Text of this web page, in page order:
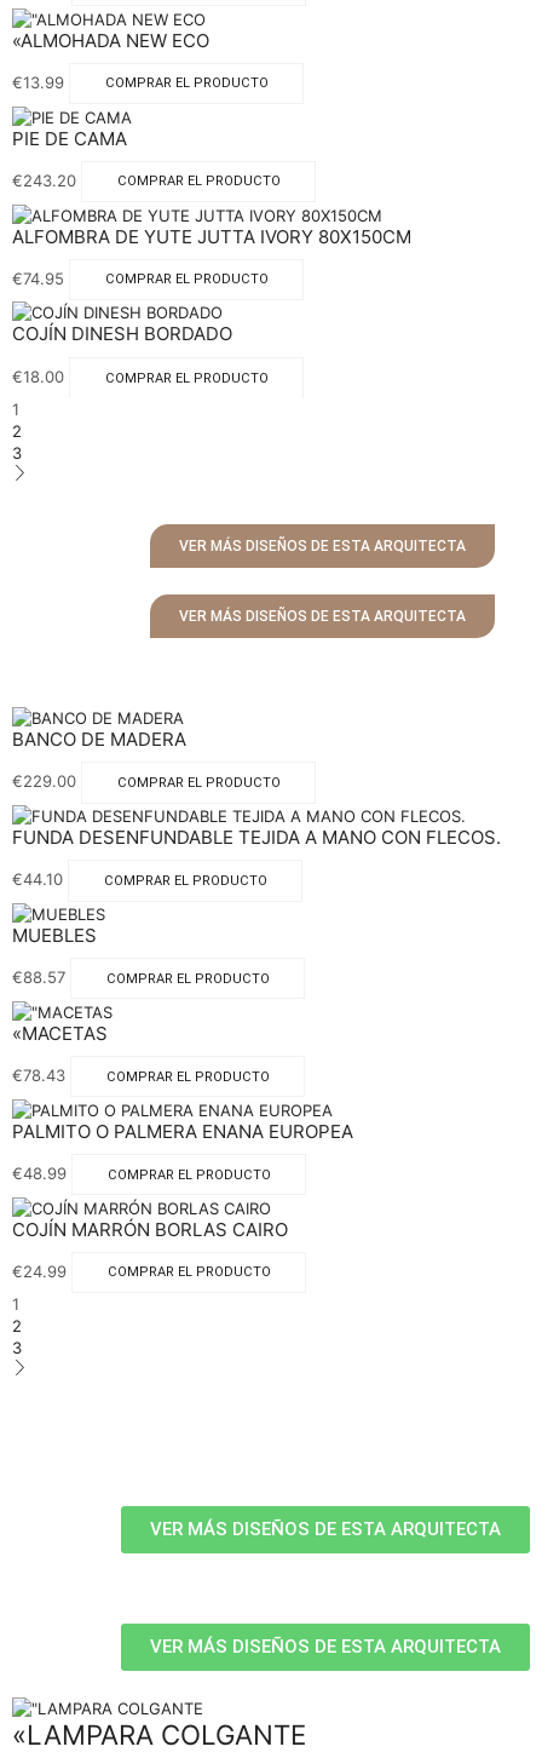
«ALMOHADA NEW ECO
€13.99 COMPRAR EL PRODUCTO
PIE DE CAMA
€243.20 COMPRAR EL PRODUCTO
ALFOMBRA DE YUTE JUTTA IVORY 80X150CM
€74.95 COMPRAR EL PRODUCTO
COJÍN DINESH BORDADO
€18.00 COMPRAR EL PRODUCTO
1
2
3
VER MÁS DISEÑOS DE ESTA ARQUITECTA
VER MÁS DISEÑOS DE ESTA ARQUITECTA
BANCO DE MADERA
€229.00 COMPRAR EL PRODUCTO
FUNDA DESENFUNDABLE TEJIDA A MANO CON FLECOS.
€44.10 COMPRAR EL PRODUCTO
MUEBLES
€88.57 COMPRAR EL PRODUCTO
«MACETAS
€78.43 COMPRAR EL PRODUCTO
PALMITO O PALMERA ENANA EUROPEA
€48.99 COMPRAR EL PRODUCTO
COJÍN MARRÓN BORLAS CAIRO
€24.99 COMPRAR EL PRODUCTO
1
2
3
VER MÁS DISEÑOS DE ESTA ARQUITECTA
VER MÁS DISEÑOS DE ESTA ARQUITECTA
«LAMPARA COLGANTE